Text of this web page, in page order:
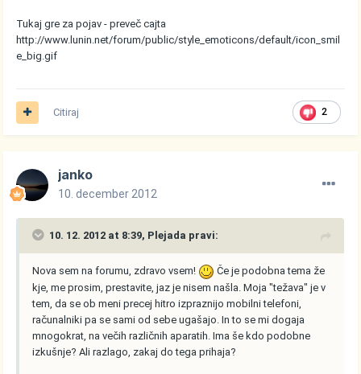
Tukaj gre za pojav - preveč cajta
http://www.lunin.net/forum/public/style_emoticons/default/icon_smil
e_big.gif
2
Citiraj
janko
10. december 2012
10. 12. 2012 at 8:39, Plejada pravi:
Nova sem na forumu, zdravo vsem!
Če je podobna tema že
kje, me prosim, prestavite, jaz je nisem našla. Moja "težava" je v
tem, da se ob meni precej hitro izpraznijo mobilni telefoni,
računalniki pa se sami od sebe ugašajo. In to se mi dogaja
mnogokrat, na večih različnih aparatih. Ima še kdo podobne
izkušnje? Ali razlago, zakaj do tega prihaja?